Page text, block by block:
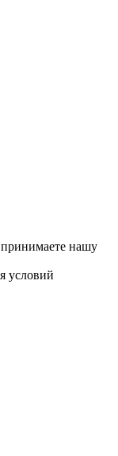
нашу
условий